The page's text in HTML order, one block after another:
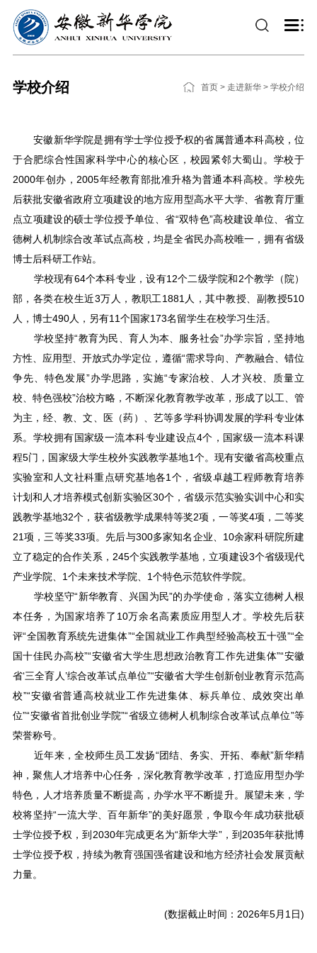
学校介绍 首页 > 走进新华 >学校介绍
安徽新华学院是拥有学士学位授予权的省属普通本科高校，位
于合肥综合性国家科学中心的核心区，校园紧邻大蜀山。学校于
2000年创办，2005年经教育部批准升格为普通本科高校。学校先
后获批安徽省政府立项建设的地方应用型高水平大学、省教育厅重
点立项建设的硕士学位授予单位、省“双特色”高校建设单位、省立
德树人机制综合改革试点高校，均是全省民办高校唯一，拥有省级
博士后科研工作站。
学校现有64个本科专业，设有12个二级学院和2个教学（院）
部，各类在校生近3万人，教职工1881人，其中教授、副教授510
人，博士490人，另有11个国家173名留学生在校学习生活。
学校坚持“教育为民、育人为本、服务社会”办学宗旨，坚持地
方性、应用型、开放式办学定位，遵循“需求导向、产教融合、错位
争先、特色发展”办学思路，实施“专家治校、人才兴校、质量立
校、特色强校”治校方略，不断深化教育教学改革，形成了以工、管
为主，经、教、文、医（药）、艺等多学科协调发展的学科专业体
系。学校拥有国家级一流本科专业建设点4个，国家级一流本科课
程5门，国家级大学生校外实践教学基地1个。现有安徽省高校重点
实验室和人文社科重点研究基地各1个，省级卓越工程师教育培养
计划和人才培养模式创新实验区30个，省级示范实验实训中心和实
践教学基地32个，获省级教学成果特等奖2项，一等奖4项，二等奖
21项，三等奖33项。先后与300多家知名企业、10余家科研院所建
立了稳定的合作关系，245个实践教学基地，立项建设3个省级现代
产业学院、1个未来技术学院、1个特色示范软件学院。
学校坚守“新华教育、兴国为民”的办学使命，落实立德树人根
本任务，为国家培养了10万余名高素质应用型人才。学校先后获
评“全国教育系统先进集体”“全国就业工作典型经验高校五十强”“全
国十佳民办高校”“安徽省大学生思想政治教育工作先进集体”“安徽
省‘三全育人’综合改革试点单位”“安徽省大学生创新创业教育示范高
校”“安徽省普通高校就业工作先进集体、标兵单位、成效突出单
位”“安徽省首批创业学院”“省级立德树人机制综合改革试点单位”等
荣誉称号。
近年来，全校师生员工发扬“团结、务实、开拓、奉献”新华精
神，聚焦人才培养中心任务，深化教育教学改革，打造应用型办学
特色，人才培养质量不断提高，办学水平不断提升。展望未来，学
校将坚持“一流大学、百年新华”的美好愿景，争取今年成功获批硕
士学位授予权，到2030年完成更名为“新华大学”，到2035年获批博
士学位授予权，持续为教育强国强省建设和地方经济社会发展贡献
力量。
(数据截止时间：2026年5月1日)